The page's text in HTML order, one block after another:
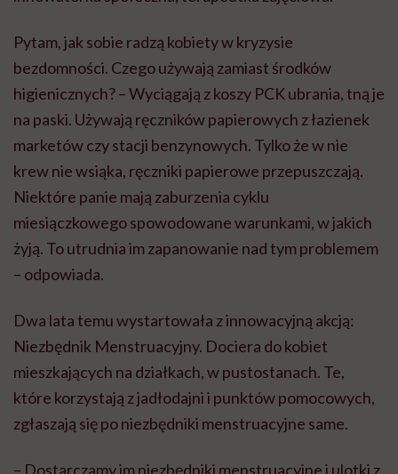
Pytam, jak sobie radzą kobiety w kryzysie
bezdomności. Czego używają zamiast środków
higienicznych? – Wyciągają z koszy PCK ubrania, tną je
na paski. Używają ręczników papierowych z łazienek
marketów czy stacji benzynowych. Tylko że w nie
krew nie wsiąka, ręczniki papierowe przepuszczają.
Niektóre panie mają zaburzenia cyklu
miesiączkowego spowodowane warunkami, w jakich
żyją. To utrudnia im zapanowanie nad tym problemem
– odpowiada.
Dwa lata temu wystartowała z innowacyjną akcją:
Niezbędnik Menstruacyjny. Dociera do kobiet
mieszkających na działkach, w pustostanach. Te,
które korzystają z jadłodajni i punktów pomocowych,
zgłaszają się po niezbędniki menstruacyjne same.
– Dostarczamy im niezbędniki menstruacyjne i ulotki z